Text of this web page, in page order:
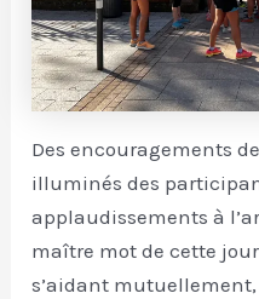
Des encouragements
illuminés des
applaudissements à
maître mot de cette
s’aidant